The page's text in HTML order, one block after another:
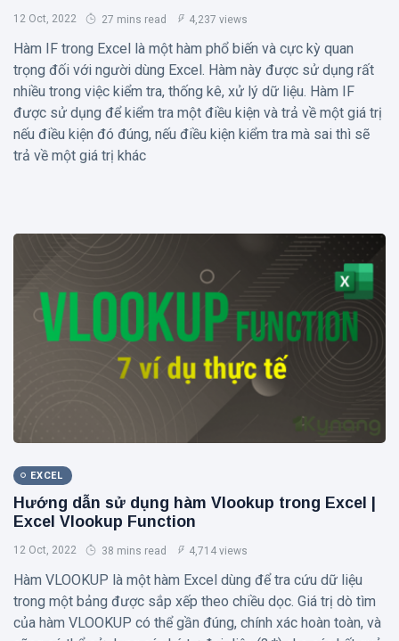
12 Oct, 2022 27 mins read 4,237 views
Hàm IF trong Excel là một hàm phổ biến và cực kỳ quan
trọng đối với người dùng Excel. Hàm này được sử dụng rất
nhiều trong việc kiểm tra, thống kê, xử lý dữ liệu. Hàm IF
được sử dụng để kiểm tra một điều kiện và trả về một giá trị
nếu điều kiện đó đúng, nếu điều kiện kiểm tra mà sai thì sẽ
trả về một giá trị khác
EXCEL
Hướng dẫn sử dụng hàm Vlookup trong Excel |
Excel Vlookup Function
12 Oct, 2022 38 mins read 4,714 views
Hàm VLOOKUP là một hàm Excel dùng để tra cứu dữ liệu
trong một bảng được sắp xếp theo chiều dọc. Giá trị dò tìm
của hàm VLOOKUP có thể gần đúng, chính xác hoàn toàn, và